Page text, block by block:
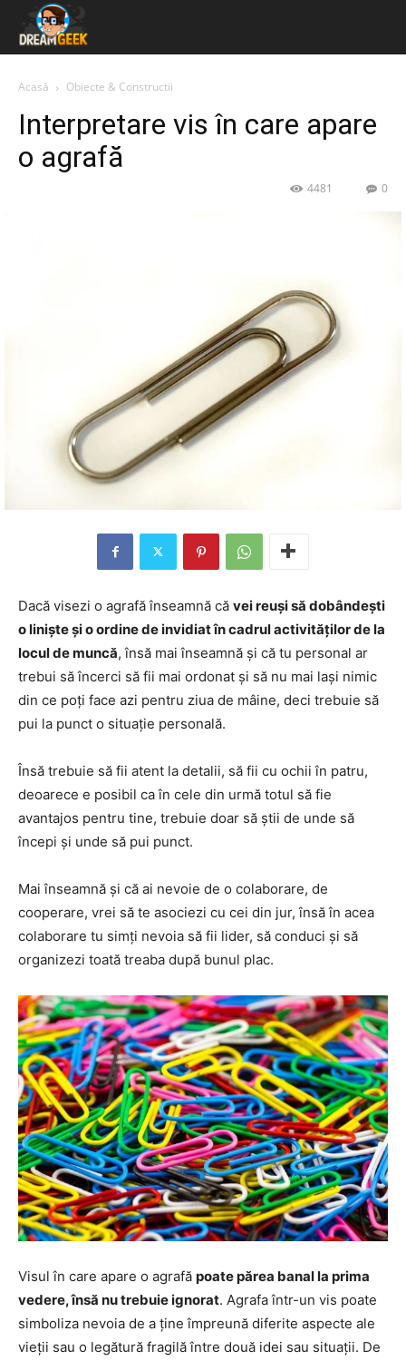
Acasă Obiecte & Constructii
Interpretare vis în care apare
o agrafă
0
4481
Dacă visezi o agrafă înseamnă că vei reuși să dobândești
o liniște și o ordine de invidiat în cadrul activităților de la
locul de muncă, însă mai înseamnă și că tu personal ar
trebui să încerci să fii mai ordonat și să nu mai lași nimic
din ce poți face azi pentru ziua de mâine, deci trebuie să
pui la punct o situație personală.
Însă trebuie să fii atent la detalii, să fii cu ochii în patru,
deoarece e posibil ca în cele din urmă totul să fie
avantajos pentru tine, trebuie doar să știi de unde să
începi și unde să pui punct.
Mai înseamnă și că ai nevoie de o colaborare, de
cooperare, vrei să te asociezi cu cei din jur, însă în acea
colaborare tu simți nevoia să fii lider, să conduci și să
organizezi toată treaba după bunul plac.
Visul în care apare o agrafă poate părea banal la prima
vedere, însă nu trebuie ignorat. Agrafa într-un vis poate
simboliza nevoia de a ține împreună diferite aspecte ale
vieții sau o legătură fragilă între două idei sau situații. De